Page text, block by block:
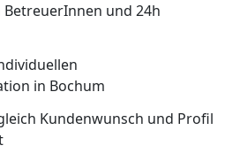
und 24h
in Bochum
Kundenwunsch und Profil